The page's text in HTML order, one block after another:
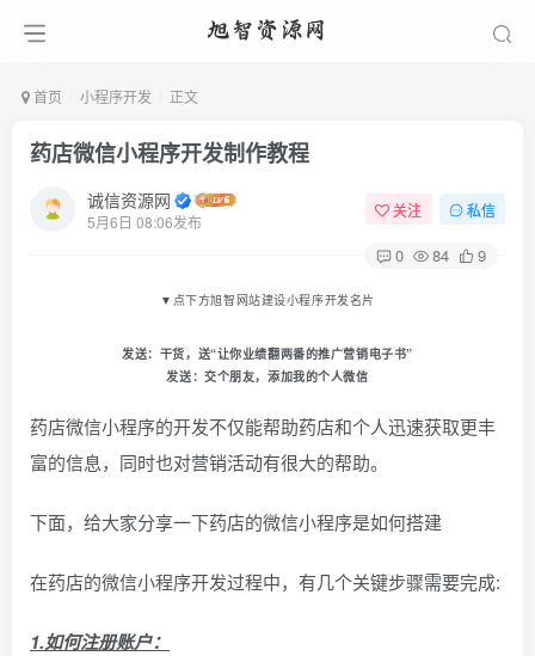
首页 小程序开发 正文
药店微信小程序开发制作教程
诚信资源网
5月6日 08:06发布
关注 私信
0 84 9
▼ 点下方旭智网站建设小程序开发名片
发送： 干货，送“让你业绩翻两番的推广营销电子书”
发送：交个朋友，添加我的个人微信
药店微信小程序的开发不仅能帮助药店和个人迅速获取更丰
富的信息，同时也对营销活动有很大的帮助。
下面，给大家分享一下药店的微信小程序是如何搭建
在药店的微信小程序开发过程中，有几个关键步骤需要完成:
1.如何注册账户：